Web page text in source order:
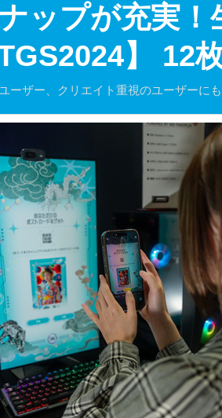
ップが充実
】 12
ーザー、クリエイト重視のユーザーに